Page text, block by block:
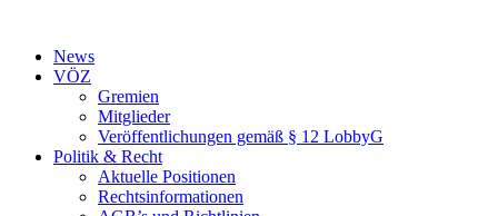
springenNews
VÖZ
Gremien
Mitglieder
Veröffentlichungen gemäß § 12 LobbyG
Politik & Recht
Aktuelle Positionen
Rechtsinformationen